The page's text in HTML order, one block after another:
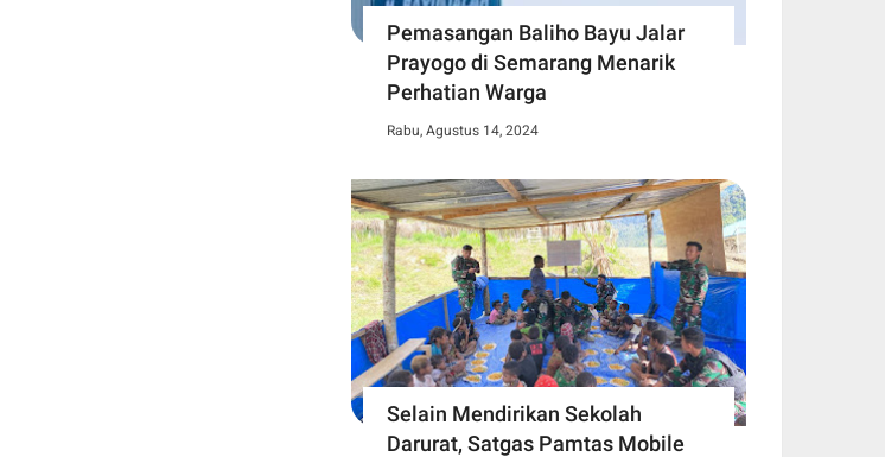
Pemasangan Baliho Bayu Jalar
Prayogo di Semarang Menarik
Perhatian Warga
Rabu, Agustus 14, 2024
Selain Mendirikan Sekolah
Darurat, Satgas Pamtas Mobile